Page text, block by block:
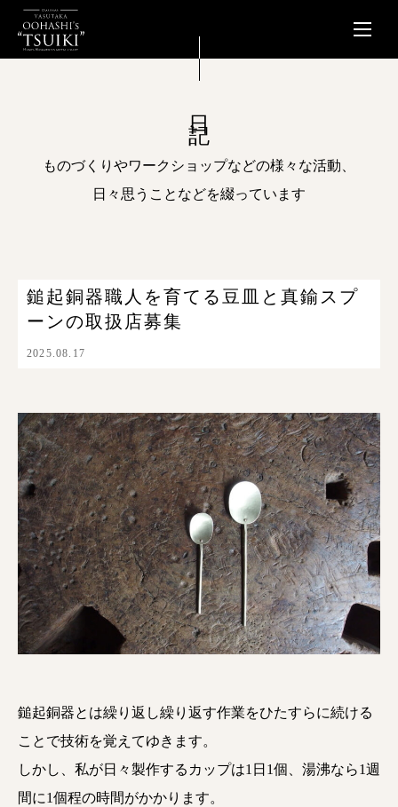
ものづくりやワークショップなどの様々な活動、
日々思うことなどを綴っています
鎚起銅器職人を育てる豆皿と真鍮スプ
ーンの取扱店募集
2025.08.17
鎚起銅器とは繰り返し繰り返す作業をひたすらに続ける
ことで技術を覚えてゆきます。
しかし、私が日々製作するカップは1日1個、湯沸なら1週
間に1個程の時間がかかります。